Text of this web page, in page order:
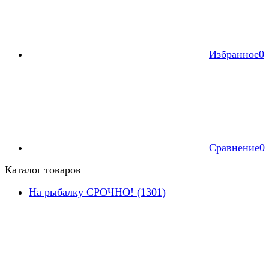
Избранное0
Сравнение0
Каталог товаров
На рыбалку СРОЧНО! (1301)